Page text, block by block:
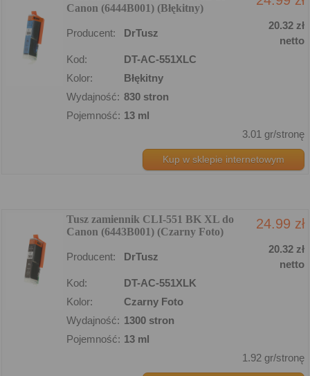
Canon (6444B001) (Błękitny)
Producent: DrTusz
20.32 zł
netto
Kod:
DT-AC-551XLC
Kolor:
Błękitny
Wydajność: 830 stron
Pojemność: 13 ml
3.01 gr/stronę
Kup w sklepie internetowym
Tusz zamiennik CLI-551 BK XL do
Canon (6443B001) (Czarny Foto)
24.99 zł
Producent: DrTusz
20.32 zł
netto
Kod:
DT-AC-551XLK
Kolor:
Czarny Foto
Wydajność: 1300 stron
Pojemność: 13 ml
1.92 gr/stronę